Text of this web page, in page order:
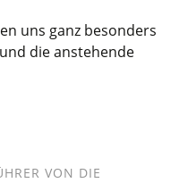
uns ganz besonders
die anstehende
VON DIE